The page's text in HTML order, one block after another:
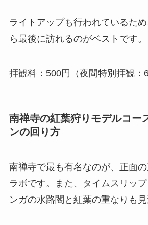
ライトアップも行われているた
ら最後に訪れるのがベストです。
拝観料：500円（夜間特別拝観：
南禅寺の紅葉狩りモデルコー
ンの回り方
南禅寺で最も有名なのが、正面
ラボです。また、タイムスリッ
ンガの水路閣と紅葉の重なりも見